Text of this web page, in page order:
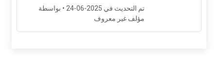
تم التحديث في 2025-06-24 • بواسطة
مؤلف غير معروف